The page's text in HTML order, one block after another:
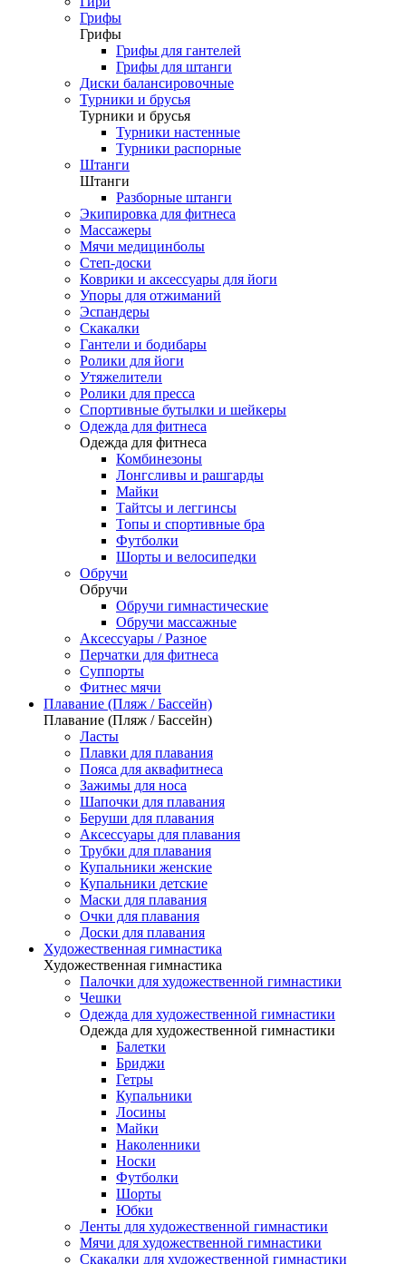
Грифы
Грифы
Грифы для гантелей
Грифы для штанги
Диски балансировочные
Турники и брусья
Турники и брусья
Турники настенные
Турники распорные
Штанги
Штанги
Разборные штанги
Экипировка для фитнеса
Массажеры
Мячи медицинболы
Степ-доски
Коврики и аксессуары для йоги
Упоры для отжиманий
Эспандеры
Скакалки
Гантели и бодибары
Ролики для йоги
Утяжелители
Ролики для пресса
Спортивные бутылки и шейкеры
Одежда для фитнеса
Одежда для фитнеса
Комбинезоны
Лонгсливы и рашгарды
Майки
Тайтсы и леггинсы
Топы и спортивные бра
Футболки
Шорты и велосипедки
Обручи
Обручи
Обручи гимнастические
Обручи массажные
Аксессуары / Разное
Перчатки для фитнеса
Суппорты
Фитнес мячи
Плавание (Пляж / Бассейн)
Плавание (Пляж / Бассейн)
Ласты
Плавки для плавания
Пояса для аквафитнеса
Зажимы для носа
Шапочки для плавания
Беруши для плавания
Аксессуары для плавания
Трубки для плавания
Купальники женские
Купальники детские
Маски для плавания
Очки для плавания
Доски для плавания
Художественная гимнастика
Художественная гимнастика
Палочки для художественной гимнастики
Чешки
Одежда для художественной гимнастики
Одежда для художественной гимнастики
Балетки
Бриджи
Гетры
Купальники
Лосины
Майки
Наколенники
Носки
Футболки
Шорты
Юбки
Ленты для художественной гимнастики
Мячи для художественной гимнастики
Скакалки для художественной гимнастики